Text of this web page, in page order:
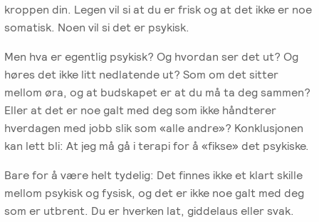
EFST
Videreutdanning
for
terapeuter
EFT-
C
Videreutdanning
i
Ofte
spørsmål
Adopsjonsrapport
EFT-
terapeuter
Norge
kroppen din. Legen vil si at du er frisk og at det ikke er noe
somatisk. Noen vil si det er psykisk.
Men hva er egentlig psykisk? Og hvordan ser det ut? Og
høres det ikke litt nedlatende ut? Som om det sitter
mellom øra, og at budskapet er at du må ta deg sammen?
Eller at det er noe galt med deg som ikke håndterer
hverdagen med jobb slik som «alle andre»? Konklusjonen
kan lett bli: At jeg må gå i terapi for å «fikse» det psykiske.
Bare for å være helt tydelig: Det finnes ikke et klart skille
mellom psykisk og fysisk, og det er ikke noe galt med deg
som er utbrent. Du er hverken lat, giddelaus eller svak.